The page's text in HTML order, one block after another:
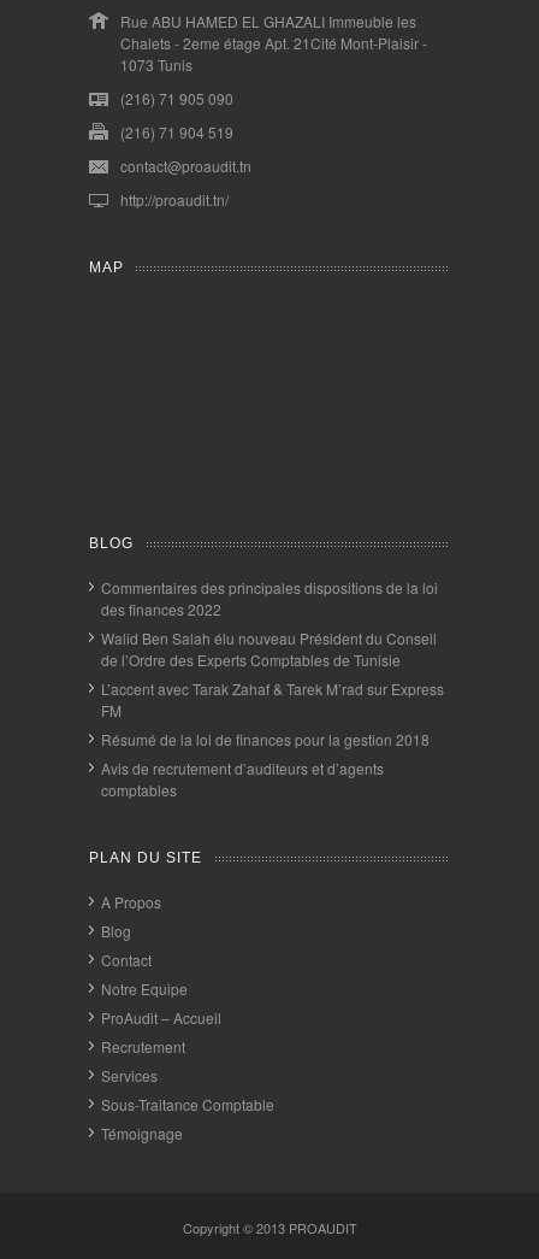
Rue ABU HAMED EL GHAZALI Immeuble les
Chalets - 2eme étage Apt. 21Cité Mont-Plaisir -
1073 Tunis
(216) 71 905 090
(216) 71 904 519
contact@proaudit.tn
http://proaudit.tn/
MAP
BLOG
Commentaires des principales dispositions de la loi
des finances 2022
Walid Ben Salah élu nouveau Président du Conseil
de l’Ordre des Experts Comptables de Tunisie
L’accent avec Tarak Zahaf & Tarek M’rad sur Express
FM
Résumé de la loi de finances pour la gestion 2018
Avis de recrutement d’auditeurs et d’agents
comptables
PLAN DU SITE
A Propos
Blog
Contact
Notre Equipe
ProAudit – Accueil
Recrutement
Services
Sous-Traitance Comptable
Témoignage
Copyright © 2013 PROAUDIT